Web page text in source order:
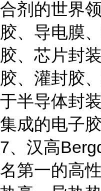
合剂的世界
胶、导电膜
胶、芯片封
胶、灌封胶
于半导体封
集成的电子胶
7、汉高
名第一的高